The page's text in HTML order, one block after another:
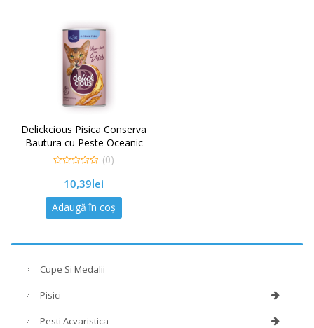
Delickcious Pisica Conserva
Bautura cu Peste Oceanic
140 G
5
(0)
10,39lei
Adaugă în coș
Cupe Si Medalii
Pisici
Pesti Acvaristica